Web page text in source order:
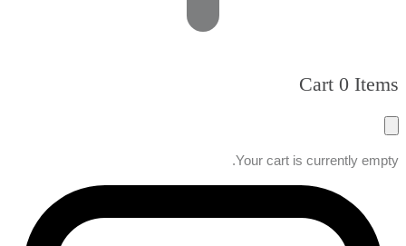
Cart 0 Items
Your cart is currently empty.